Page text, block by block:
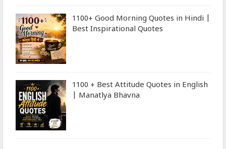
1100+ Good Morning Quotes in Hindi |
Best Inspirational Quotes
1100 + Best Attitude Quotes in English
| Manatlya Bhavna